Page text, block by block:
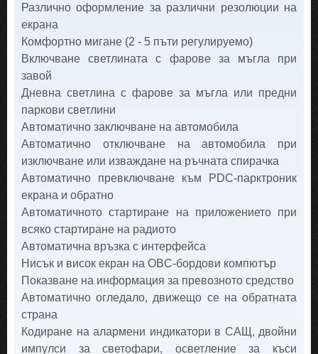
Различно оформление за различни резолюции на
екрана
Комфортно мигане (2 - 5 пъти регулируемо)
Включване светлината с фарове за мъгла при
завой
Дневна светлина с фарове за мъгла или предни
паркови светлини
Автоматично заключване на автомобила
Автоматично отключване на автомобила при
изключване или изваждане на ръчната спирачка
Автоматично превключване към PDC-парктроник
екрана и обратно
Автоматичното стартиране на приложението при
всяко стартиране на радиото
Автоматична връзка с интерфейса
Нисък и висок екран на OBC-бордови компютър
Показване на информация за превозното средство
Автоматично огледало, движещо се на обратната
страна
Кодиране на алармени индикатори в САЩ, двойни
импулси за светофари, осветление за къси